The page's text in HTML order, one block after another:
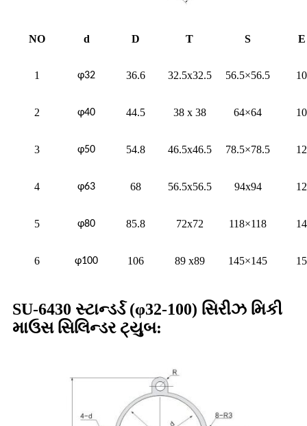
NO d D T S E
1 φ32 36.6 32.5x32.5 56.5×56.5 10
2 φ40 44.5 38 x 38 64×64 10
3 φ50 54.8 46.5x46.5 78.5×78.5 12
4 φ63 68 56.5x56.5 94x94 12
5 φ80 85.8 72x72 118×118 14
6 φ100 106 89 x89 145×145 15
SU-6430 સ્ટાન્ડર્ડ (φ32-100) સિરીઝ મિકી
માઉસ સિલિન્ડર ટ્યુબ: